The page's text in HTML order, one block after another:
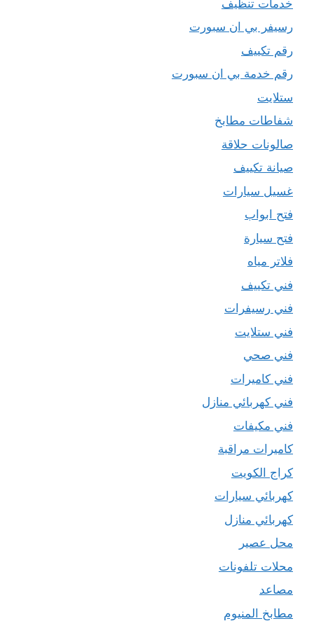
خدمات تنظيف
رسيفر بي ان سبورت
رقم تكييف
رقم خدمة بي ان سبورت
ستلايت
شفاطات مطابخ
صالونات حلاقة
صيانة تكييف
غسيل سيارات
فتح ابواب
فتح سيارة
فلاتر مياه
فني تكييف
فني رسيفرات
فني ستلايت
فني صحي
فني كاميرات
فني كهربائي منازل
فني مكيفات
كاميرات مراقبة
كراج الكويت
كهربائي سيارات
كهربائي منازل
محل عصير
محلات تلفونات
مصاعد
مطابخ المنيوم